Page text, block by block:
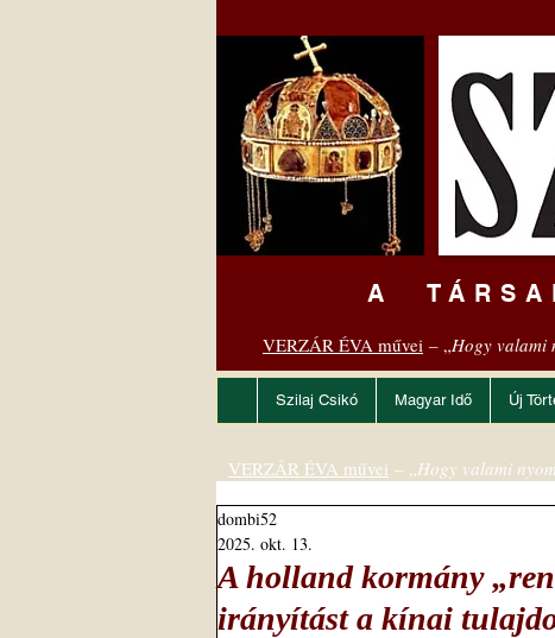
A
VERZÁR ÉVA művei – „Hogy valami
Szilaj Csikó Magyar Idő Új
A holland kormány
irányítást a kínai
dombi52
2025. okt. 13.
VERZÁR ÉVA művei – „Hogy valami